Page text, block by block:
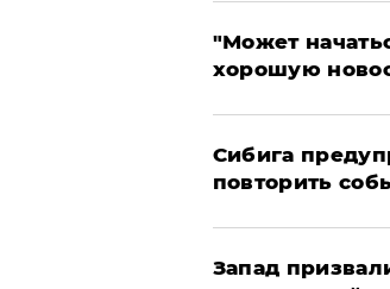
"Может
хорошую
Сибига
повторить
Запад